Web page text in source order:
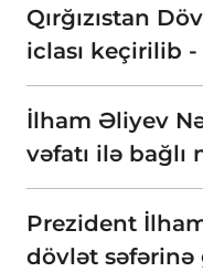
Qırğızıstan
iclası keçirilib -
İlham Əliyev
vəfatı ilə bağlı
Prezident
dövlət səfərinə